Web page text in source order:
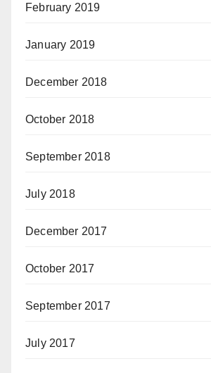
February 2019
January 2019
December 2018
October 2018
September 2018
July 2018
December 2017
October 2017
September 2017
July 2017